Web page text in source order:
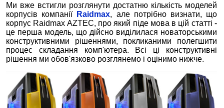
Ми вже встигли розглянути достатню кількість моделей
корпусів компанії Raidmax, але потрібно визнати, що
корпус Raidmax AZTEC, про який піде мова в цій статті -
це перша модель, що дійсно виділилася новаторськими
конструктивними рішеннями, покликаними полегшити
процес складання комп'ютера. Всі ці конструктивні
рішення ми обов'язково розглянемо і оцінимо нижче.